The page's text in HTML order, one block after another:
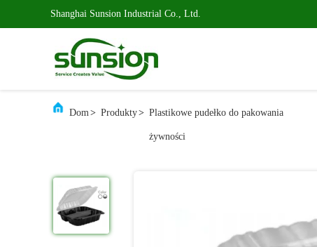
Shanghai Sunsion Industrial Co., Ltd.
Dom> Produkty> Plastikowe pudełko do pakowania
żywności